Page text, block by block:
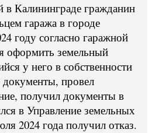
гражданин
гаража в городе
году согласно гаражной
оформить земельный
у него в собственности
провел
получил документы в
в Управление земельных
2024 года получил отказ.